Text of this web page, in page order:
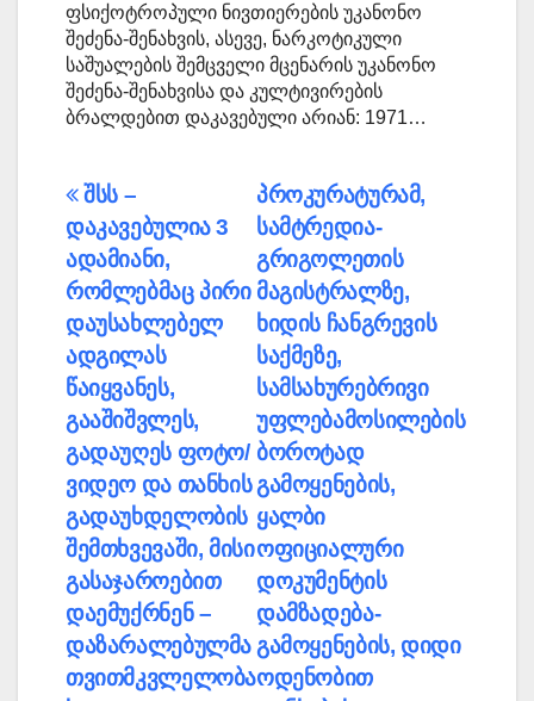
ფსიქოტროპული ნივთიერების უკანონო
შეძენა-შენახვის, ასევე, ნარკოტიკული
საშუალების შემცველი მცენარის უკანონო
შეძენა-შენახვისა და კულტივირების
ბრალდებით დაკავებული არიან: 1971…
პოსტის
ნავიგაცია
პროკურატურამ,
სამტრედია-
გრიგოლეთის
მაგისტრალზე,
ხიდის ჩანგრევის
საქმეზე,
სამსახურებრივი
უფლებამოსილების
ბოროტად
გამოყენების,
ყალბი
ოფიციალური
დოკუმენტის
დამზადება-
გამოყენების, დიდი
ოდენობით
შსს –
დაკავებულია 3
ადამიანი,
რომლებმაც პირი
დაუსახლებელ
ადგილას
წაიყვანეს,
გააშიშვლეს,
გადაუღეს ფოტო/
ვიდეო და თანხის
გადაუხდელობის
შემთხვევაში, მისი
გასაჯაროებით
დაემუქრნენ –
დაზარალებულმა
თვითმკვლელობა